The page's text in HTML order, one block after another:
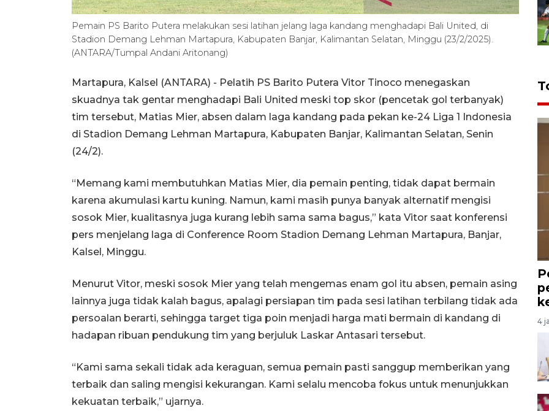
Pemain PS Barito Putera melakukan sesi latihan jelang laga kandang menghadapi Bali United, di
Stadion Demang Lehman Martapura, Kabupaten Banjar, Kalimantan Selatan, Minggu (23/2/2025).
(ANTARA/Tumpal Andani Aritonang)
Martapura, Kalsel (ANTARA) - Pelatih PS Barito Putera Vitor Tinoco menegaskan
skuadnya tak gentar menghadapi Bali United meski top skor (pencetak gol terbanyak)
tim tersebut, Matias Mier, absen dalam laga kandang pada pekan ke-24 Liga 1 Indonesia
di Stadion Demang Lehman Martapura, Kabupaten Banjar, Kalimantan Selatan, Senin
(24/2).
“Memang kami membutuhkan Matias Mier, dia pemain penting, tidak dapat bermain
karena akumulasi kartu kuning. Namun, kami masih punya banyak alternatif mengisi
sosok Mier, kualitasnya juga kurang lebih sama sama bagus,” kata Vitor saat konferensi
pers menjelang laga di Conference Room Stadion Demang Lehman Martapura, Banjar,
Kalsel, Minggu.
Menurut Vitor, meski sosok Mier yang telah mengemas enam gol itu absen, pemain asing
lainnya juga tidak kalah bagus, apalagi persiapan tim pada sesi latihan terbilang tidak ada
persoalan berarti, sehingga target tiga poin menjadi harga mati bermain di kandang di
hadapan ribuan pendukung tim yang berjuluk Laskar Antasari tersebut.
“Kami sama sekali tidak ada keraguan, semua pemain pasti sanggup memberikan yang
terbaik dan saling mengisi kekurangan. Kami selalu mencoba fokus untuk menunjukkan
kekuatan terbaik,” ujarnya.
4